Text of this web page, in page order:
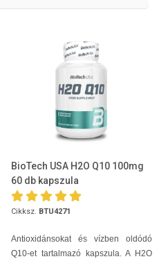
BioTech USA H2O Q10 100mg
60 db kapszula
Cikksz. BTU4271
Antioxidánsokat és vízben oldódó
Q10-et tartalmazó kapszula. A H2O